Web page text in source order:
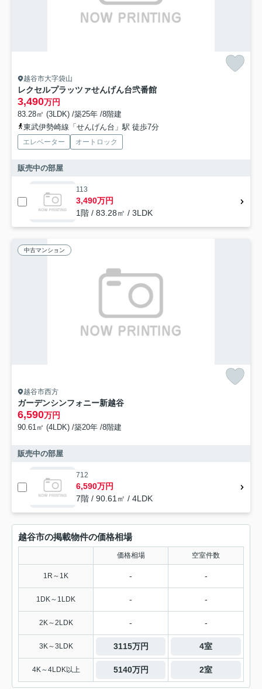
越谷市大字袋山
レクセルプラッツァせんげん台弐番館
3,490万円
83.28㎡ (3LDK) /築25年 /8階建
東武伊勢崎線「せんげん台」駅 徒歩7分
エレベーター オートロック
販売中の部屋
113
3,490万円
1階 / 83.28㎡ / 3LDK
中古マンション
越谷市西方
ガーデンシンフォニー新越谷
6,590万円
90.61㎡ (4LDK) /築20年 /8階建
販売中の部屋
712
6,590万円
7階 / 90.61㎡ / 4LDK
越谷市の掲載物件の価格相場
価格相場 空室件数
1R～1K - -
1DK～1LDK - -
2K～2LDK - -
3K～3LDK 3115万円 4室
4K～4LDK以上 5140万円 2室